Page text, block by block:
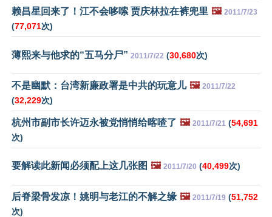
赖昌星回来了！江不会哆嗦 贾庆林拉在裤兜里 🖼️ 2011/7/23
(77,071次)
薄熙来与他求的“五马分尸” 2011/7/22 (30,680次)
不是幽默：台湾新廉政署是中共的玩意儿 🖼️ 2011/7/22
(32,229次)
杭州市副市长许迈永被党悄悄给喀喳了 🖼️ 2011/7/21 (54,691
次)
要解读此新闻必须配上这几张图 🖼️ 2011/7/20 (40,499次)
后脊梁骨发凉！姚明与老江的不解之缘 🖼️ 2011/7/19 (51,752
次)